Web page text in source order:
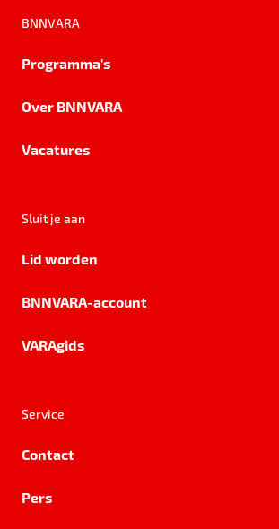
BNNVARA
Programma's
Over BNNVARA
Vacatures
Sluit je aan
Lid worden
BNNVARA-account
VARAgids
Service
Contact
Pers